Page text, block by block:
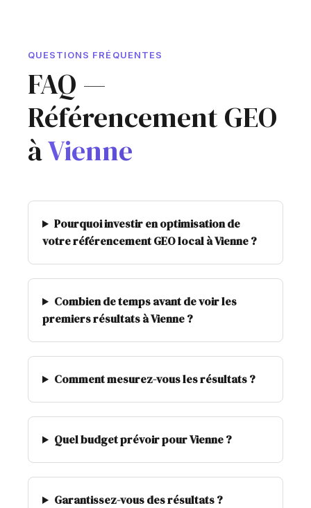
QUESTIONS FRÉQUENTES
FAQ —
Référencement GEO
àVienne
Pourquoi investir en optimisation de
votre référencement GEO local à Vienne ?
Combien de temps avant de voir les
premiers résultats à Vienne ?
Comment mesurez-vous les résultats ?
Quel budget prévoir pour Vienne ?
Garantissez-vous des résultats ?